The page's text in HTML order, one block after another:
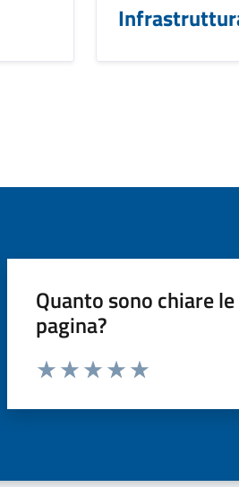
Quanto sono chiare
pagina?
Valuta da 1 a 5 stelle la pagina